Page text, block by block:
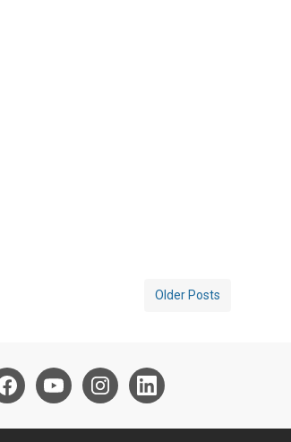
Older Posts